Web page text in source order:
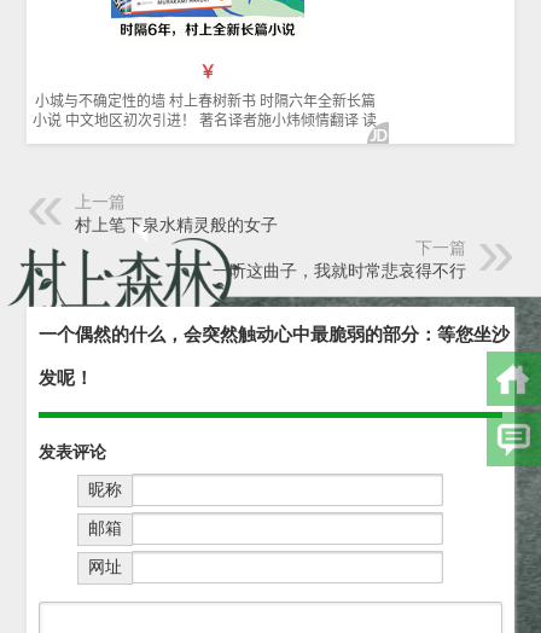
上一篇
村上笔下泉水精灵般的女子
下一篇
一听这曲子，我就时常悲哀得不行
一个偶然的什么，会突然触动心中最脆弱的部分：等您坐沙
发呢！
发表评论
昵称
邮箱
网址